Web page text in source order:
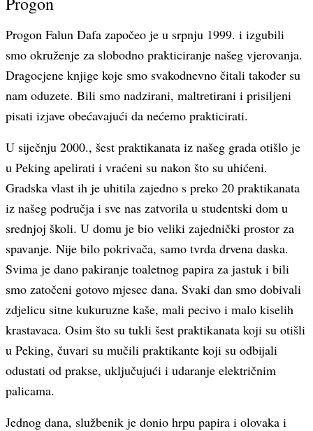
Progon Falun Dafa započeo je u srpnju 1999. i izgubili
smo okruženje za slobodno prakticiranje našeg vjerovanja.
Dragocjene knjige koje smo svakodnevno čitali također su
nam oduzete. Bili smo nadzirani, maltretirani i prisiljeni
pisati izjave obećavajući da nećemo prakticirati.
U siječnju 2000., šest praktikanata iz našeg grada otišlo je
u Peking apelirati i vraćeni su nakon što su uhićeni.
Gradska vlast ih je uhitila zajedno s preko 20 praktikanata
iz našeg područja i sve nas zatvorila u studentski dom u
srednjoj školi. U domu je bio veliki zajednički prostor za
spavanje. Nije bilo pokrivača, samo tvrda drvena daska.
Svima je dano pakiranje toaletnog papira za jastuk i bili
smo zatočeni gotovo mjesec dana. Svaki dan smo dobivali
zdjelicu sitne kukuruzne kaše, mali pecivo i malo kiselih
krastavaca. Osim što su tukli šest praktikanata koji su otišli
u Peking, čuvari su mučili praktikante koji su odbijali
odustati od prakse, uključujući i udaranje električnim
palicama.
Jednog dana, službenik je donio hrpu papira i olovaka i